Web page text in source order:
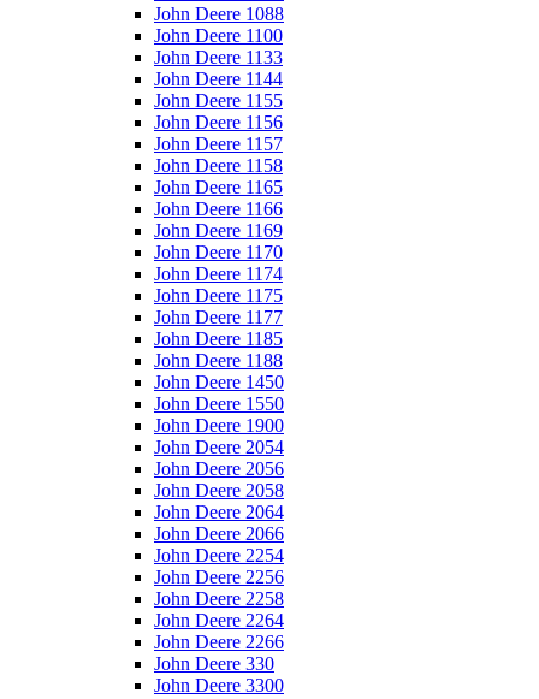
John Deere 1088
John Deere 1100
John Deere 1133
John Deere 1144
John Deere 1155
John Deere 1156
John Deere 1157
John Deere 1158
John Deere 1165
John Deere 1166
John Deere 1169
John Deere 1170
John Deere 1174
John Deere 1175
John Deere 1177
John Deere 1185
John Deere 1188
John Deere 1450
John Deere 1550
John Deere 1900
John Deere 2054
John Deere 2056
John Deere 2058
John Deere 2064
John Deere 2066
John Deere 2254
John Deere 2256
John Deere 2258
John Deere 2264
John Deere 2266
John Deere 330
John Deere 3300